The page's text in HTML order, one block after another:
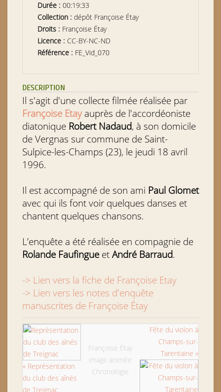
Durée : 00:19:33
Collection : dépôt Françoise Étay
Droits : Françoise Étay
Licence : CC-BY-NC-ND
Référence : FE_Vid_070
DESCRIPTION
Il s'agit d'une collecte filmée réalisée par
Françoise Etayauprès de l'accordéoniste
diatonique Robert Nadaud, à son domicile
de Vergnas sur commune de Saint-
Sulpice-les-Champs (23), le jeudi 18 avril
1996.
Il est accompagné de son ami Paul Glomet
avec qui ils font voir quelques danses et
chantent quelques chansons.
L’enquête a été réalisée en compagnie de
Rolande Faufingue et André Barraud.
-> Lien vers la fiche de Françoise Etay
-> Lien vers les notes d'enquête
manuscrites de Françoise Étay
« Représentation
du club des aînés
de Treignac
Françoise Étay
image animée
Chronologie
Fête du violon à
Champs-sur-
Tarentaine »